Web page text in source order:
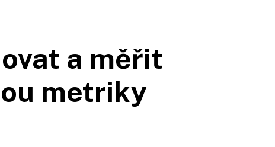
a měřit
metriky